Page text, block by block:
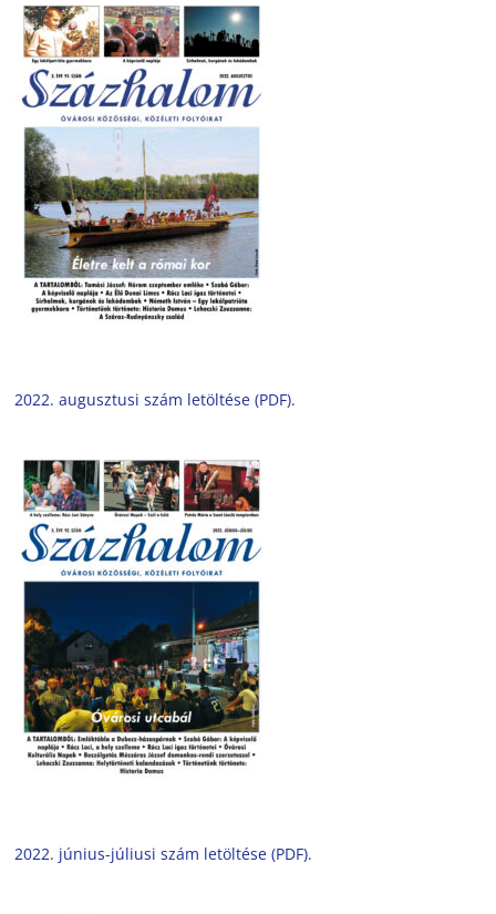
2022. augusztusi szám letöltése (PDF).
2022. június-júliusi szám letöltése (PDF).